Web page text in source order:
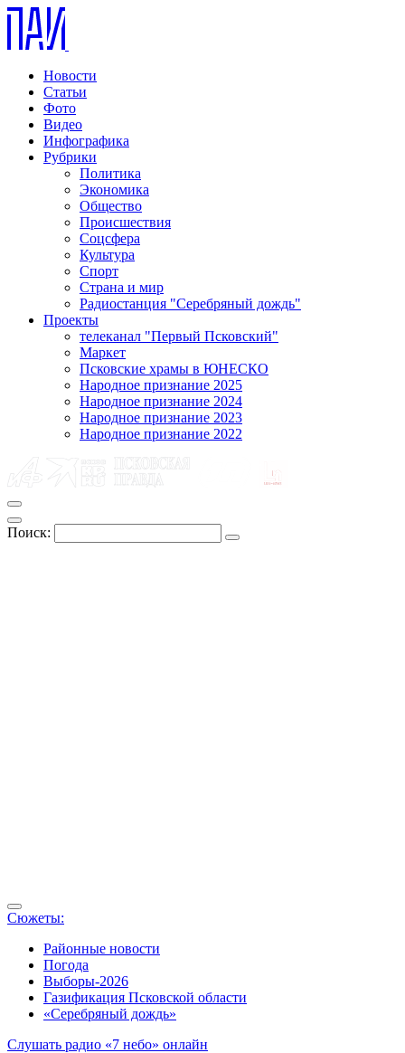
Новости
Статьи
Фото
Видео
Инфографика
Рубрики
Политика
Экономика
Общество
Происшествия
Соцсфера
Культура
Спорт
Страна и мир
Радиостанция "Серебряный дождь"
Проекты
телеканал "Первый Псковский"
Маркет
Псковские храмы в ЮНЕСКО
Народное признание 2025
Народное признание 2024
Народное признание 2023
Народное признание 2022
Поиск:
Сюжеты:
Районные новости
Погода
Выборы-2026
Газификация Псковской области
«Серебряный дождь»
Слушать радио «7 небо» онлайн